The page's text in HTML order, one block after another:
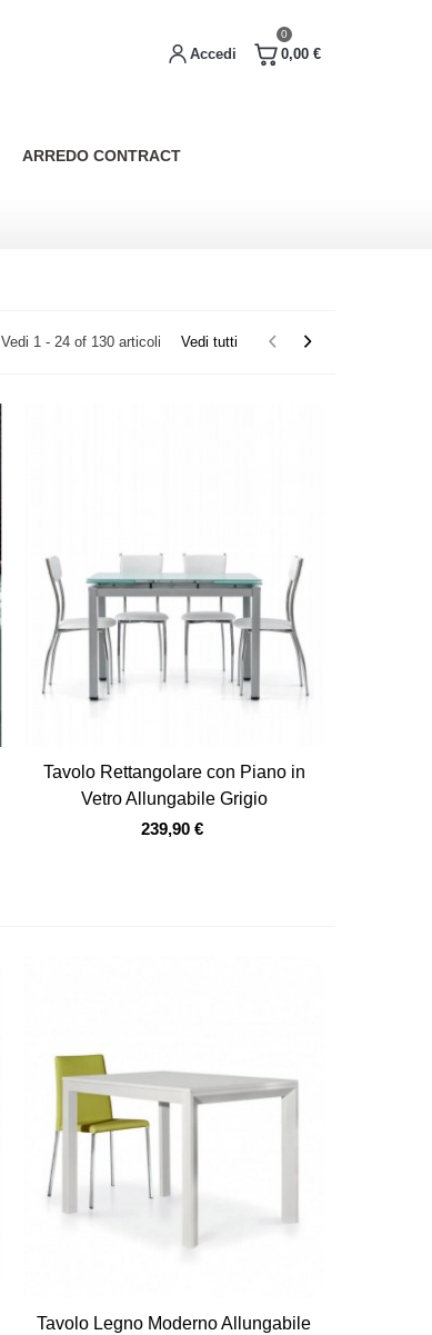
0
0,00 €
Accedi
ARREDO CONTRACT
Vedi tutti
Vedi 1 - 24 of 130 articoli
Vista veloce
Tavolo Rettangolare con Piano in
Vetro Allungabile Grigio
239,90 €
Vista veloce
Tavolo Legno Moderno Allungabile